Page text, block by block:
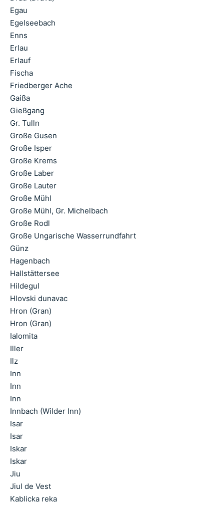
Egau
Egelseebach
Enns
Erlau
Erlauf
Fischa
Friedberger Ache
Gaißa
Gießgang
Gr. Tulln
Große Gusen
Große Isper
Große Krems
Große Laber
Große Lauter
Große Mühl
Große Mühl, Gr. Michelbach
Große Rodl
Große Ungarische Wasserrundfahrt
Günz
Hagenbach
Hallstättersee
Hildegul
Hlovski dunavac
Hron (Gran)
Hron (Gran)
Ialomita
Iller
Ilz
Inn
Inn
Inn
Innbach (Wilder Inn)
Isar
Isar
Iskar
Iskar
Jiu
Jiul de Vest
Kablicka reka